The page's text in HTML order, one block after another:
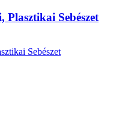
Plasztikai Sebészet